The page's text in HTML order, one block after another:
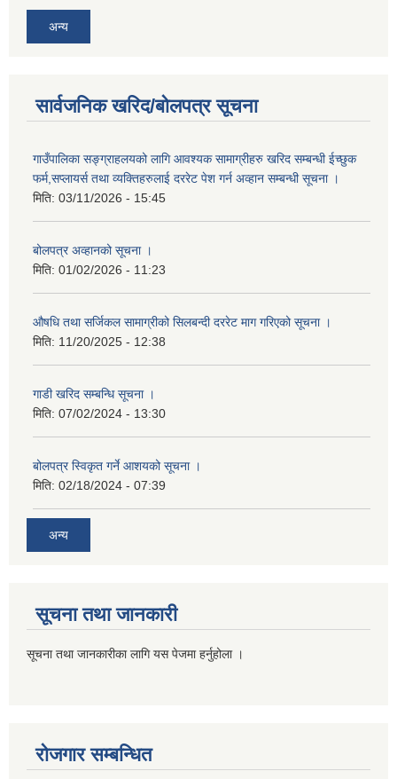
अन्य
सार्वजनिक खरिद/बोलपत्र सूचना
गाउँपालिका सङ्ग्राहलयको लागि आवश्यक सामाग्रीहरु खरिद सम्बन्धी ईच्छुक
फर्म,सप्लायर्स तथा व्यक्तिहरुलाई दररेट पेश गर्न अव्हान सम्बन्धी सूचना ।
मिति: 03/11/2026 - 15:45
बोलपत्र अव्हानको सूचना ।
मिति: 01/02/2026 - 11:23
औषधि तथा सर्जिकल सामाग्रीको सिलबन्दी दररेट माग गरिएको सूचना ।
मिति: 11/20/2025 - 12:38
गाडी खरिद सम्बन्धि सूचना ।
मिति: 07/02/2024 - 13:30
बोलपत्र स्विकृत गर्ने आशयको सूचना ।
मिति: 02/18/2024 - 07:39
अन्य
सूचना तथा जानकारी
सूचना तथा जानकारीका लागि यस पेजमा हर्नुहोला ।
रोजगार सम्बन्धित